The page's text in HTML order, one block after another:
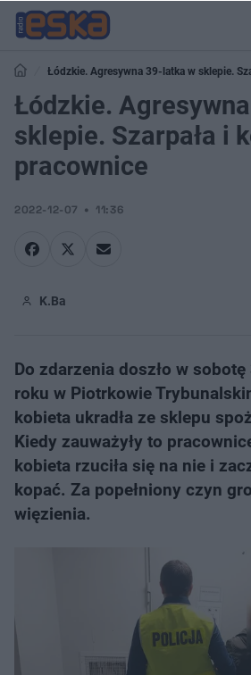
Łódzkie. Agresywna 39-latka w sklepie.
Łódzkie.
sklepie. Szarpała i
pracownice
2022-12-07 11:36
K.Ba
Do zdarzenia doszło w
roku w Piotrkowie
kobieta ukradła ze sklepu
Kiedy zauważyły to
kobieta rzuciła się na nie i
kopać. Za popełniony czyn
więzienia.